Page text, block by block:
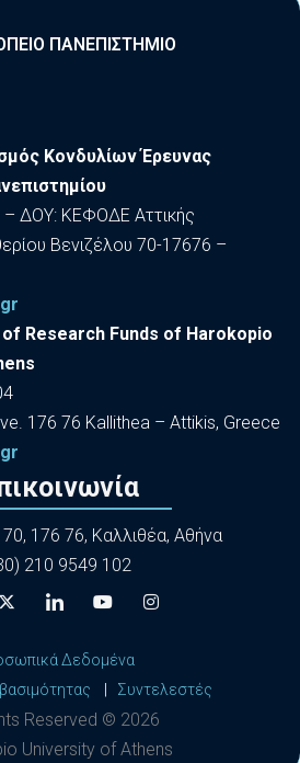
ΠΑΝΕΠΙΣΤΗΜΙΟ
Κονδυλίων Έρευνας
ΔΟΥ: ΚΕΦΟΔΕ Αττικής
Βενιζέλου 70-17676 –
Research Funds of Harokopio
176 76 Kallithea – Attikis, Greece
176 76, Καλλιθέα, Αθήνα
210 9549 102
Δεδομένα
Συντελεστές
Reserved © 2026
University of Athens